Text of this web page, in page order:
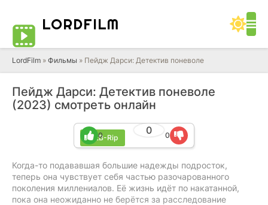
LORDFILM
LordFilm » Фильмы » Пейдж Дарси: Детектив поневоле
Пейдж Дарси: Детектив поневоле
(2023) смотреть онлайн
WEB-Rip
0
0 0
Когда-то подававшая большие надежды подросток,
теперь она чувствует себя частью разочарованного
поколения миллениалов. Её жизнь идёт по накатанной,
пока она неожиданно не берётся за расследование